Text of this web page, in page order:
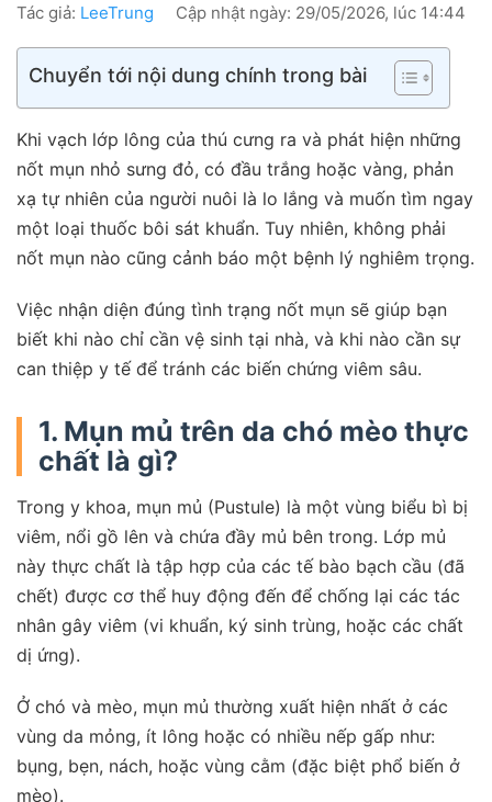
Tác giả: LeeTrung Cập nhật ngày: 29/05/2026, lúc 14:44
Chuyển tới nội dung chính trong bài
Khi vạch lớp lông của thú cưng ra và phát hiện những
nốt mụn nhỏ sưng đỏ, có đầu trắng hoặc vàng, phản
xạ tự nhiên của người nuôi là lo lắng và muốn tìm ngay
một loại thuốc bôi sát khuẩn. Tuy nhiên, không phải
nốt mụn nào cũng cảnh báo một bệnh lý nghiêm trọng.
Việc nhận diện đúng tình trạng nốt mụn sẽ giúp bạn
biết khi nào chỉ cần vệ sinh tại nhà, và khi nào cần sự
can thiệp y tế để tránh các biến chứng viêm sâu.
1. Mụn mủ trên da chó mèo thực
chất là gì?
Trong y khoa, mụn mủ (Pustule) là một vùng biểu bì bị
viêm, nổi gồ lên và chứa đầy mủ bên trong. Lớp mủ
này thực chất là tập hợp của các tế bào bạch cầu (đã
chết) được cơ thể huy động đến để chống lại các tác
nhân gây viêm (vi khuẩn, ký sinh trùng, hoặc các chất
dị ứng).
Ở chó và mèo, mụn mủ thường xuất hiện nhất ở các
vùng da mỏng, ít lông hoặc có nhiều nếp gấp như:
bụng, bẹn, nách, hoặc vùng cằm (đặc biệt phổ biến ở
mèo).